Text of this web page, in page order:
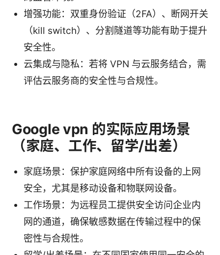
增强功能：双重身份验证（2FA）、断网开关
（kill switch）、分割隧道等功能有助于提升
安全性。
云集成与隐私：若将 VPN 与云服务结合，需
评估云服务商的安全性与合规性。
Google vpn 的实际应用场景
（家庭、工作、留学/出差）
家庭场景：保护家庭网络中所有设备的上网
安全，尤其是移动设备和物联网设备。
工作场景：为远程员工提供安全访问企业内
网的通道，确保敏感数据在传输过程中的保
密性与合规性。